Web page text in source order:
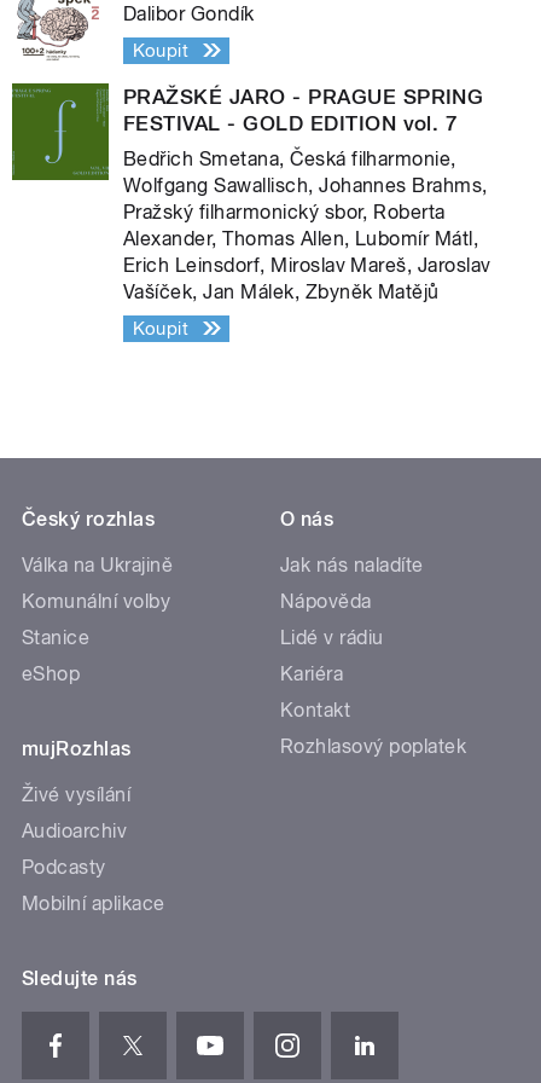
Dalibor Gondík
Koupit
PRAŽSKÉ JARO - PRAGUE SPRING
FESTIVAL - GOLD EDITION vol. 7
Bedřich Smetana, Česká filharmonie,
Wolfgang Sawallisch, Johannes Brahms,
Pražský filharmonický sbor, Roberta
Alexander, Thomas Allen, Lubomír Mátl,
Erich Leinsdorf, Miroslav Mareš, Jaroslav
Vašíček, Jan Málek, Zbyněk Matějů
Koupit
Český rozhlas
Válka na Ukrajině
Komunální volby
Stanice
eShop
mujRozhlas
Živé vysílání
Audioarchiv
Podcasty
Mobilní aplikace
O nás
Jak nás naladíte
Nápověda
Lidé v rádiu
Kariéra
Kontakt
Rozhlasový poplatek
Sledujte nás